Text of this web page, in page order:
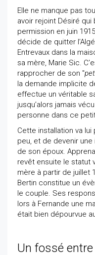
Elle ne manque pas
avoir rejoint Désiré qui
permission en juin
décide de quitter
Entrevaux dans la
sa mère, Marie Sic.
rapprocher de son "
la demande implicite
effectue un véritable
jusqu’alors jamais
personne dans ce
Cette installation va
peu, et de devenir
de son époux.
revêt ensuite le statut
mère à partir de juillet
Bertin constitue un
le couple. Ses
lors à Fernande une
était bien dépourvue
Un fossé